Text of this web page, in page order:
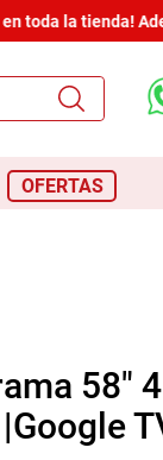
la tienda!
OFERTAS
58"